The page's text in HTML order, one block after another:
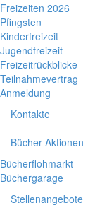
Freizeiten 2026
Pfingsten
Kinderfreizeit
Jugendfreizeit
Freizeitrückblicke
Teilnahmevertrag
Anmeldung
Kontakte
Bücher-Aktionen
Bücherflohmarkt
Büchergarage
Stellenangebote